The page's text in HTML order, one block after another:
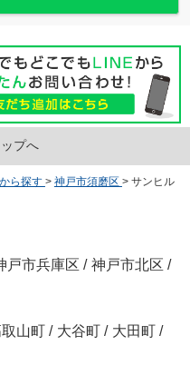
プへ
ら探す > 神戸市須磨区 > サンヒル
戸市兵庫区 / 神戸市北区 /
山町 / 大谷町 / 大田町 /